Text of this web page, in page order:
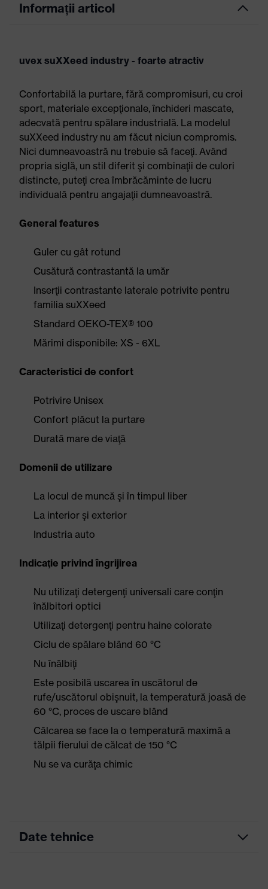
Informații articol
uvex suXXeed industry - foarte atractiv
Confortabilă la purtare, fără compromisuri, cu croi
sport, materiale excepţionale, închideri mascate,
adecvată pentru spălare industrială. La modelul
suXXeed industry nu am făcut niciun compromis.
Nici dumneavoastră nu trebuie să faceţi. Având
propria siglă, un stil diferit şi combinaţii de culori
distincte, puteţi crea îmbrăcăminte de lucru
individuală pentru angajaţii dumneavoastră.
General features
Guler cu gât rotund
Cusătură contrastantă la umăr
Inserţii contrastante laterale potrivite pentru
familia suXXeed
Standard OEKO-TEX® 100
Mărimi disponibile: XS - 6XL
Caracteristici de confort
Potrivire Unisex
Confort plăcut la purtare
Durată mare de viaţă
Domenii de utilizare
La locul de muncă şi în timpul liber
La interior şi exterior
Industria auto
Indicaţie privind îngrijirea
Nu utilizaţi detergenţi universali care conţin
înălbitori optici
Utilizaţi detergenţi pentru haine colorate
Ciclu de spălare blând 60 °C
Nu înălbiţi
Este posibilă uscarea în uscătorul de
rufe/uscătorul obişnuit, la temperatură joasă de
60 °C, proces de uscare blând
Călcarea se face la o temperatură maximă a
tălpii fierului de călcat de 150 °C
Nu se va curăţa chimic
Date tehnice